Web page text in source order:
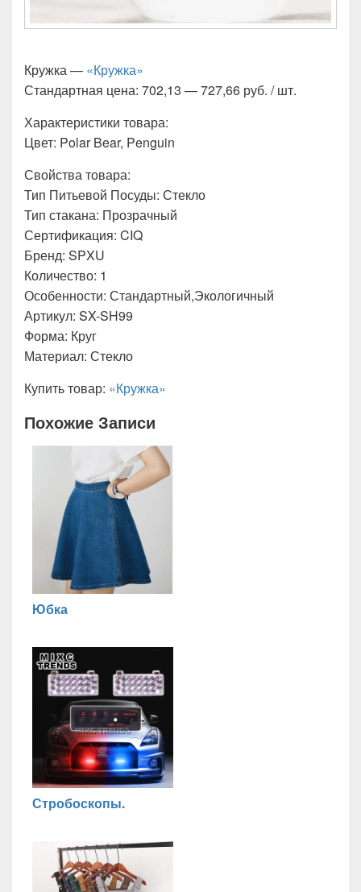
Кружка — «Кружка»
Стандартная цена: 702,13 — 727,66 руб. / шт.
Характеристики товара:
Цвет: Polar Bear, Penguin
Свойства товара:
Тип Питьевой Посуды: Стекло
Тип стакана: Прозрачный
Сертификация: CIQ
Бренд: SPXU
Количество: 1
Особенности: Стандартный,Экологичный
Артикул: SX-SH99
Форма: Круг
Материал: Стекло
Купить товар: «Кружка»
Похожие Записи
Юбка
Стробоскопы.